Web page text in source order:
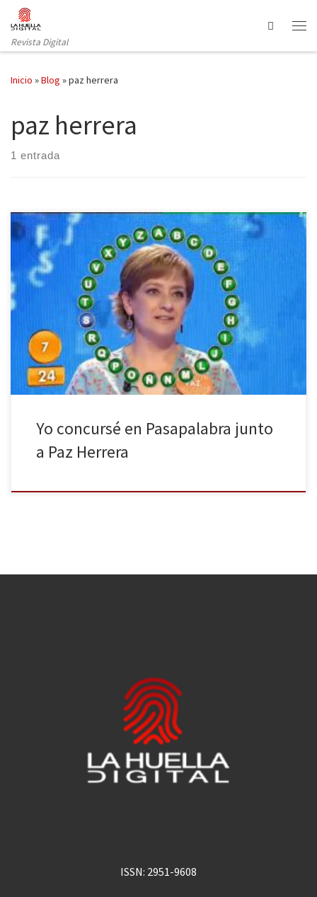
Saltar al contenido
Revista Digital
Search
Inicio »Blog »paz herrera
paz herrera
1 entrada
Con 30 minutos de oro a sus espaldas, record de programas
ganados y de dinero acumulado, y habiéndose metido en el
bolsillo a la audiencia de media España, Paz Herrera, concursante
de Pasapalabra, finalmente logró el bote de 1.310.000€. Quien la
sigue, la consigue. Le pasó a Emilio Aragón con […]
Yo concursé en Pasapalabra junto
a Paz Herrera
ISSN: 2951-9608